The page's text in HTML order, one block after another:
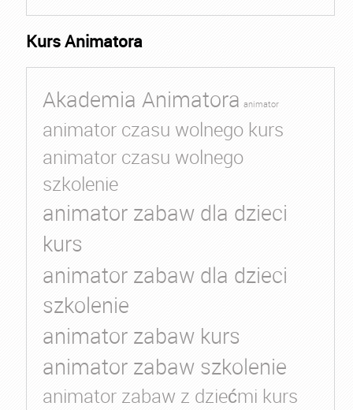
Kurs Animatora
Akademia Animatora animator
animator czasu wolnego kurs
animator czasu wolnego
szkolenie
animator zabaw dla dzieci
kurs
animator zabaw dla dzieci
szkolenie
animator zabaw kurs
animator zabaw szkolenie
animator zabaw z dziećmi kurs